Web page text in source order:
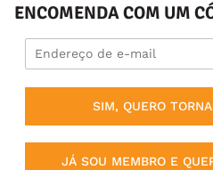
ENCOMENDA COM UM
SIM, QUERO
JÁ SOU MEMBRO E